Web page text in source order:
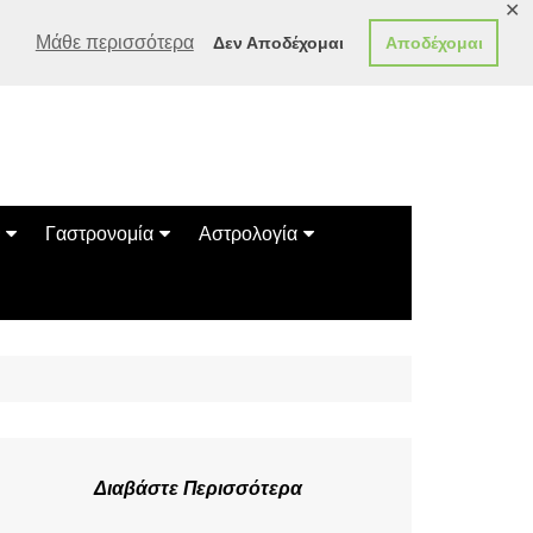
Μάθε περισσότερα Δεν Αποδέχομαι Αποδέχομαι
✕
Γαστρονομία
Συνταγές
Αστρολογία
Κινέζικο Ωροσκόπιο
Διαβάστε Περισσότερα